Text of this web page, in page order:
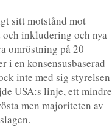
sitt motstånd mot
inkludering och nya
omröstning på 20
i en konsensusbaserad
inte med sig styrelsen
USA:s linje, ett mindre
men majoriteten av